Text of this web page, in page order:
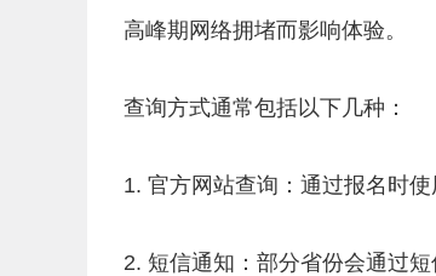
高峰期网络拥堵而影响体验。
查询方式通常包括以下几种：
1. 官方网站查询：通过报名时
2. 短信通知：部分省份会通过短